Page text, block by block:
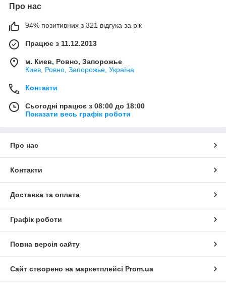
Про нас
94% позитивних з 321 відгука за рік
Працює з 11.12.2013
м. Киев, Ровно, Запорожье
Киев, Ровно, Запорожье, Україна
Контакти
Сьогодні працює з 08:00 до 18:00
Показати весь графік роботи
Про нас
Контакти
Доставка та оплата
Графік роботи
Повна версія сайту
Сайт створено на маркетплейсі Prom.ua